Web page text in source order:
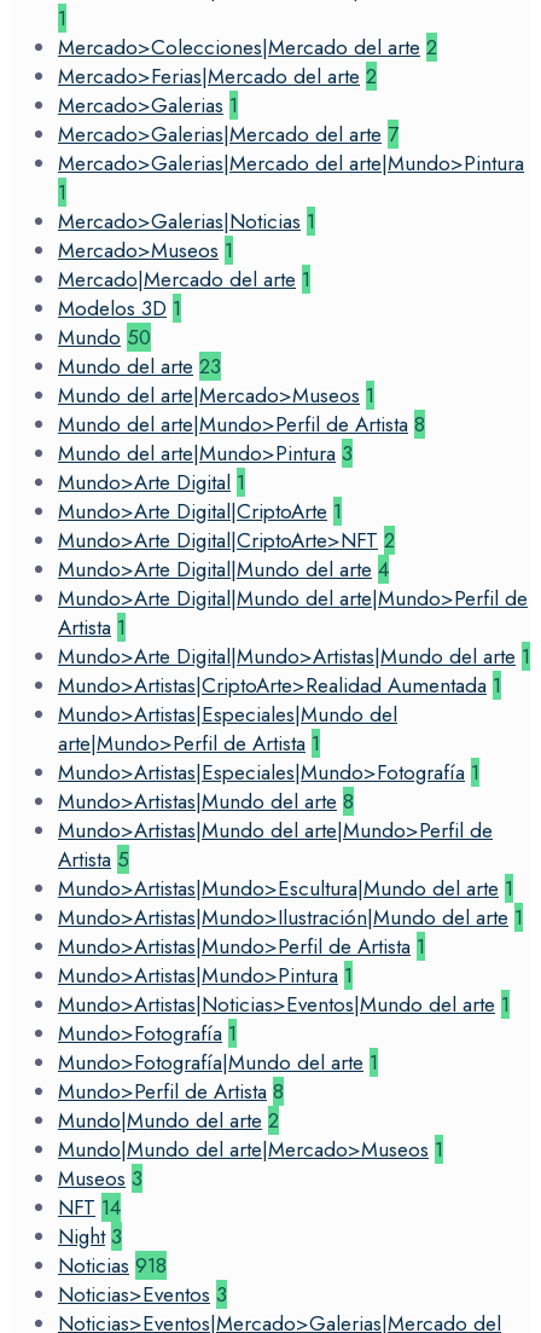
1
Mercado>Colecciones|Mercado del arte 2
Mercado>Ferias|Mercado del arte 2
Mercado>Galerias 1
Mercado>Galerias|Mercado del arte 7
Mercado>Galerias|Mercado del arte|Mundo>Pintura
1
Mercado>Galerias|Noticias 1
Mercado>Museos 1
Mercado|Mercado del arte 1
Modelos 3D 1
Mundo 50
Mundo del arte 23
Mundo del arte|Mercado>Museos 1
Mundo del arte|Mundo>Perfil de Artista 8
Mundo del arte|Mundo>Pintura 3
Mundo>Arte Digital 1
Mundo>Arte Digital|CriptoArte 1
Mundo>Arte Digital|CriptoArte>NFT 2
Mundo>Arte Digital|Mundo del arte 4
Mundo>Arte Digital|Mundo del arte|Mundo>Perfil de
Artista 1
Mundo>Arte Digital|Mundo>Artistas|Mundo del arte 1
Mundo>Artistas|CriptoArte>Realidad Aumentada 1
Mundo>Artistas|Especiales|Mundo del
arte|Mundo>Perfil de Artista 1
Mundo>Artistas|Especiales|Mundo>Fotografía 1
Mundo>Artistas|Mundo del arte 8
Mundo>Artistas|Mundo del arte|Mundo>Perfil de
Artista 5
Mundo>Artistas|Mundo>Escultura|Mundo del arte 1
Mundo>Artistas|Mundo>Ilustración|Mundo del arte 1
Mundo>Artistas|Mundo>Perfil de Artista 1
Mundo>Artistas|Mundo>Pintura 1
Mundo>Artistas|Noticias>Eventos|Mundo del arte 1
Mundo>Fotografía 1
Mundo>Fotografía|Mundo del arte 1
Mundo>Perfil de Artista 8
Mundo|Mundo del arte 2
Mundo|Mundo del arte|Mercado>Museos 1
Museos 3
NFT 14
Night 3
Noticias 918
Noticias>Eventos 3
Noticias>Eventos|Mercado>Galerias|Mercado del